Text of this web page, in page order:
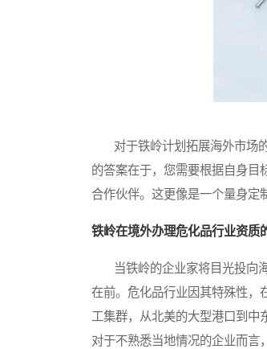
对于铁岭计划拓展海外市场的
的答案在于，您需要根据自身目
合作伙伴。这更像是一个量身定
铁岭在境外办理危化品行业资质
当铁岭的企业家将目光投向海
在前。危化品行业因其特殊性，
工集群，从北美的大型港口到中
对于不熟悉当地情况的企业而言